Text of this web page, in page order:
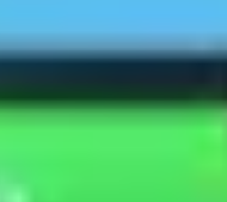
Optimisation de